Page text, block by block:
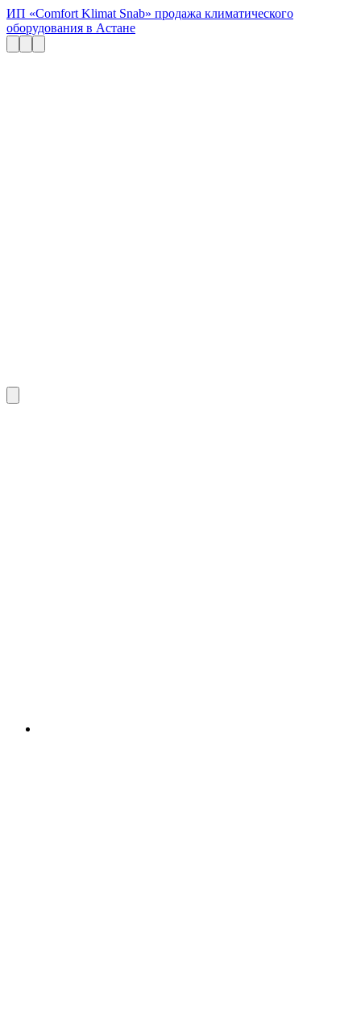
ИП «Comfort Klimat Snab» продажа климатического
оборудования в Астане